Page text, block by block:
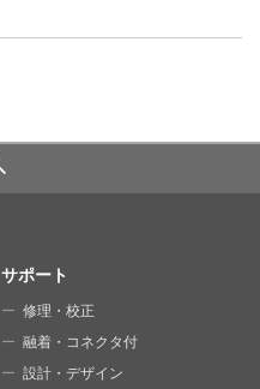
サポート
修理・校正
融着・コネクタ付
設計・デザイン